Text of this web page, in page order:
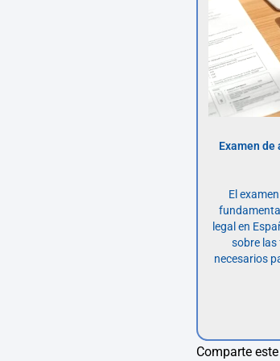
Examen de
El
legal en
sobre las
necesarios
Comparte